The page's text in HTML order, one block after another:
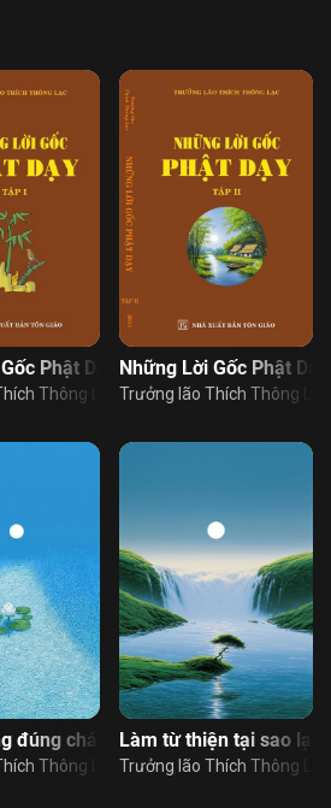
Phật Dạy – Tập 1
Thông Lạc
Những Lời Gốc Phật
Trưởng lão Thích Thông Lạc
đúng chánh pháp
Thông Lạc
Làm từ thiện tại sao lại
Trưởng lão Thích Thông Lạc